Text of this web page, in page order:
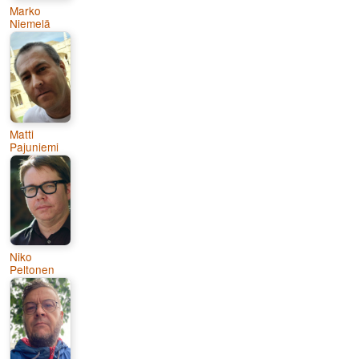
Marko
Niemelä
Matti
Pajuniemi
Niko
Peltonen